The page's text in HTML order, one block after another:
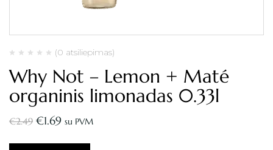
(0 atsiliepimas)
Why Not – Lemon + Maté
organinis limonadas 0.33l
€2.49 €1.69 su PVM